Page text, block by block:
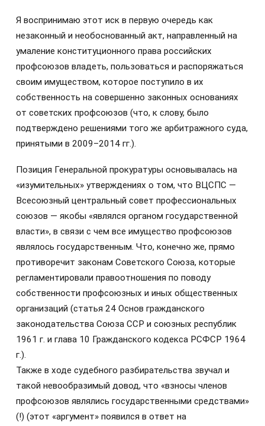
Я воспринимаю этот иск в первую очередь как
незаконный и необоснованный акт, направленный на
умаление конституционного права российских
профсоюзов владеть, пользоваться и распоряжаться
своим имуществом, которое поступило в их
собственность на совершенно законных основаниях
от советских профсоюзов (что, к слову, было
подтверждено решениями того же арбитражного суда,
принятыми в 2009–2014 гг.).
Позиция Генеральной прокуратуры основывалась на
«изумительных» утверждениях о том, что ВЦСПС —
Всесоюзный центральный совет профессиональных
союзов — якобы «являлся органом государственной
власти», в связи с чем все имущество профсоюзов
являлось государственным. Что, конечно же, прямо
противоречит законам Советского Союза, которые
регламентировали правоотношения по поводу
собственности профсоюзных и иных общественных
организаций (статья 24 Основ гражданского
законодательства Союза ССР и союзных республик
1961 г. и глава 10 Гражданского кодекса РСФСР 1964
г.).
Также в ходе судебного разбирательства звучал и
такой невообразимый довод, что «взносы членов
профсоюзов являлись государственными средствами»
(!) (этот «аргумент» появился в ответ на